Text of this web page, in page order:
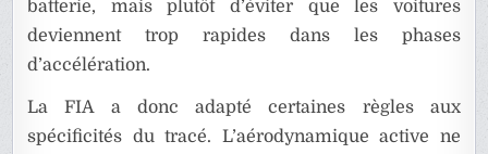
batterie, mais plutôt d’éviter que les voitures
deviennent trop rapides dans les phases
d’accélération.
La FIA a donc adapté certaines règles aux
spécificités du tracé. L’aérodynamique active ne